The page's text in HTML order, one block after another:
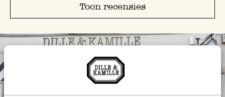
Toon recensies